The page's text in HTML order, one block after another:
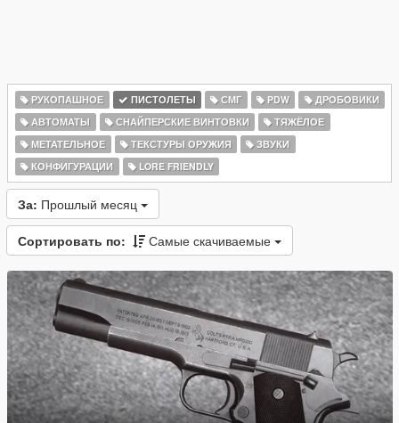
РУКОПАШНОЕ ПИСТОЛЕТЫ СМГ PDW
ДРОБОВИКИ
АВТОМАТЫ
СНАЙПЕРСКИЕ ВИНТОВКИ
ТЯЖЁЛОЕ
МЕТАТЕЛЬНОЕ
ТЕКСТУРЫ ОРУЖИЯ
ЗВУКИ
КОНФИГУРАЦИИ
LORE FRIENDLY
За: Прошлый месяц
Сортировать по: Самые скачиваемые